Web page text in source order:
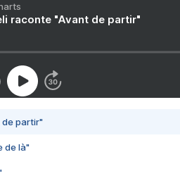
raconte "Avant de partir"
de partir"
de là"